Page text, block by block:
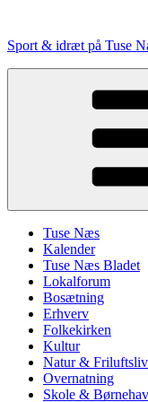
indhold
Sport & idræt på Tuse
Tuse Næs
Kalender
Tuse Næs Bladet
Lokalforum
Bosætning
Erhverv
Folkekirken
Kultur
Natur & Friluftsliv
Overnatning
Skole &